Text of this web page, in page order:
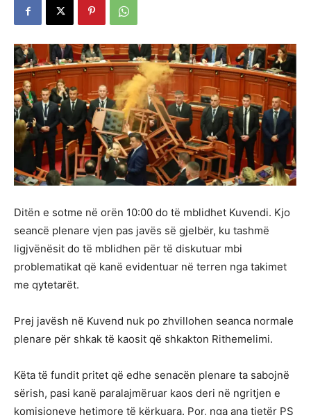
Ditën e sotme në orën 10:00 do të mblidhet Kuvendi. Kjo
seancë plenare vjen pas javës së gjelbër, ku tashmë
ligjvënësit do të mblidhen për të diskutuar mbi
problematikat që kanë evidentuar në terren nga takimet
me qytetarët.
Prej javësh në Kuvend nuk po zhvillohen seanca normale
plenare për shkak të kaosit që shkakton Rithemelimi.
Këta të fundit pritet që edhe senacën plenare ta sabojnë
sërish, pasi kanë paralajmëruar kaos deri në ngritjen e
komisioneve hetimore të kërkuara. Por, nga ana tjetër PS